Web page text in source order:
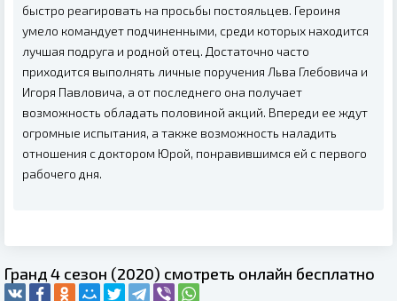
быстро реагировать на просьбы постояльцев. Героиня
умело командует подчиненными, среди которых находится
лучшая подруга и родной отец. Достаточно часто
приходится выполнять личные поручения Льва Глебовича и
Игоря Павловича, а от последнего она получает
возможность обладать половиной акций. Впереди ее ждут
огромные испытания, а также возможность наладить
отношения с доктором Юрой, понравившимся ей с первого
рабочего дня.
Гранд 4 сезон (2020) смотреть онлайн бесплатно